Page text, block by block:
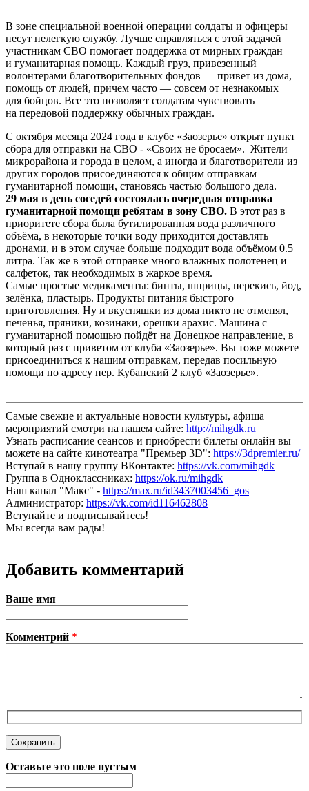
В зоне специальной военной операции солдаты и офицеры
несут нелегкую службу. Лучше справляться с этой задачей
участникам СВО помогает поддержка от мирных граждан
и гуманитарная помощь. Каждый груз, привезенный
волонтерами благотворительных фондов — привет из дома,
помощь от людей, причем часто — совсем от незнакомых
для бойцов. Все это позволяет солдатам чувствовать
на передовой поддержку обычных граждан.
С октября месяца 2024 года в клубе «Заозерье» открыт пункт
сбора для отправки на СВО - «Своих не бросаем». Жители
микрорайона и города в целом, а иногда и благотворители из
других городов присоединяются к общим отправкам
гуманитарной помощи, становясь частью большого дела.
29 мая в день соседей состоялась очередная отправка
гуманитарной помощи ребятам в зону СВО. В этот раз в
приоритете сбора была бутилированная вода различного
объёма, в некоторые точки воду приходится доставлять
дронами, и в этом случае больше подходит вода объёмом 0.5
литра. Так же в этой отправке много влажных полотенец и
салфеток, так необходимых в жаркое время.
Самые простые медикаменты: бинты, шприцы, перекись, йод,
зелёнка, пластырь. Продукты питания быстрого
приготовления. Ну и вкусняшки из дома никто не отменял,
печенья, пряники, козинаки, орешки арахис. Машина с
гуманитарной помощью пойдёт на Донецкое направление, в
который раз с приветом от клуба «Заозерье». Вы тоже можете
присоединиться к нашим отправкам, передав посильную
помощи по адресу пер. Кубанский 2 клуб «Заозерье».
Самые свежие и актуальные новости культуры, афиша
мероприятий смотри на нашем сайте: http://mihgdk.ru
Узнать расписание сеансов и приобрести билеты онлайн вы
можете на сайте кинотеатра "Премьер 3D": https://3dpremier.ru/
Вступай в нашу группу ВКонтакте: https://vk.com/mihgdk
Группа в Одноклассниках: https://ok.ru/mihgdk
Наш канал "Макс" - https://max.ru/id3437003456_gos
Администратор: https://vk.com/id116462808
Вступайте и подписывайтесь!
Мы всегда вам рады!
Добавить комментарий
Ваше имя
Комментрий *
Оставьте это поле пустым